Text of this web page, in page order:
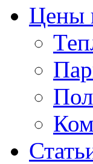
Цены